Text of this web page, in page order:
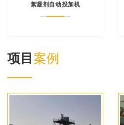
絮凝剂自动投加机
项目 案例